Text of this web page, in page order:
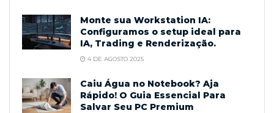
Monte sua Workstation IA:
Configuramos o setup ideal para
IA, Trading e Renderização.
4 DE AGOSTO 2025
Caiu Água no Notebook? Aja
Rápido! O Guia Essencial Para
Salvar Seu PC Premium